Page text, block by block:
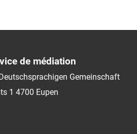
de médiation
Gemeinschaft
1 4700 Eupen